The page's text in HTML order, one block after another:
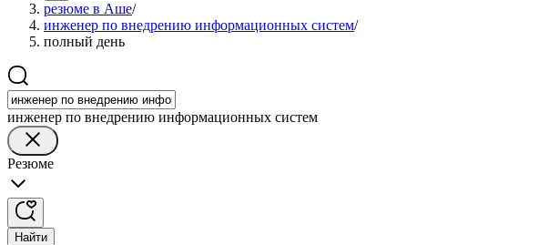
резюме в Аше/
инженер по внедрению информационных систем/
полный день
инженер по внедрению информационных систем
Резюме
Найти